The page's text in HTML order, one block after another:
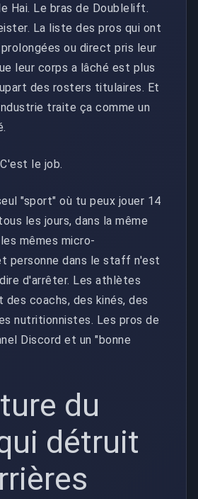
Hai. Le bras de Doublelift.
La liste des pros qui ont
ou direct pris leur
leur corps a lâché est plus
des rosters titulaires. Et
traite ça comme un
le job.
"sport" où tu peux jouer 14
les jours, dans la même
mêmes micro-
personne dans le staff n'est
d'arrêter. Les athlètes
coachs, des kinés, des
nutritionnistes. Les pros de
Discord et un "bonne
du
détruit